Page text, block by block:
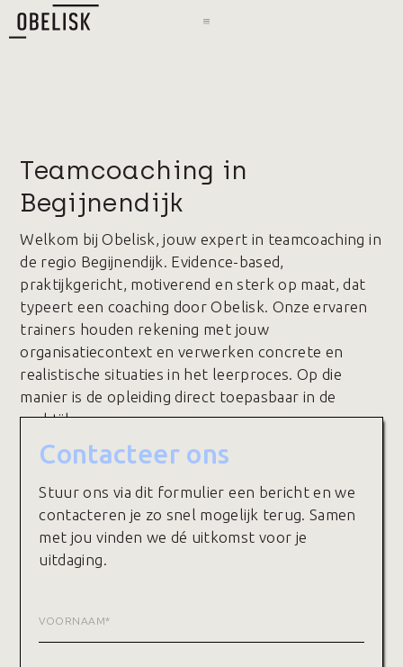
Teamcoaching in
Begijnendijk
Welkom bij Obelisk, jouw expert in teamcoaching in
de regio Begijnendijk. Evidence-based,
praktijkgericht, motiverend en sterk op maat, dat
typeert een coaching door Obelisk. Onze ervaren
trainers houden rekening met jouw
organisatiecontext en verwerken concrete en
realistische situaties in het leerproces. Op die
manier is de opleiding direct toepasbaar in de
praktijk.
Contacteer ons
Stuur ons via dit formulier een bericht en we
contacteren je zo snel mogelijk terug. Samen
met jou vinden we dé uitkomst voor je
uitdaging.